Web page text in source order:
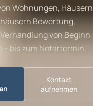
Wohnungen, Häusern
Bewertung,
von Beginn
– bis zum Notartermin.
Kontakt
aufnehmen